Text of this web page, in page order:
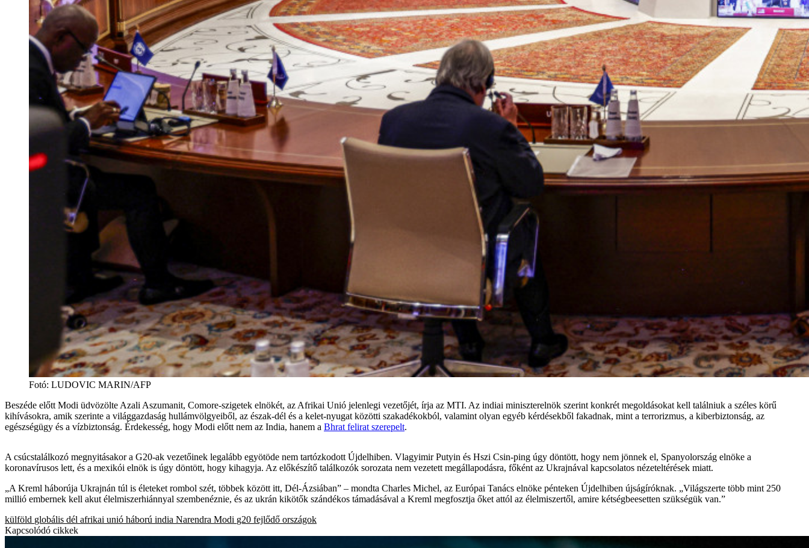
Fotó: LUDOVIC MARIN/AFP
Beszéde előtt Modi üdvözölte Azali Aszumanit, Comore-szigetek elnökét, az Afrikai Unió jelenlegi vezetőjét, írja az MTI. Az indiai miniszterelnök szerint konkrét megoldásokat kell találniuk a széles körű
kihívásokra, amik szerinte a világgazdaság hullámvölgyeiből, az észak-dél és a kelet-nyugat közötti szakadékokból, valamint olyan egyéb kérdésekből fakadnak, mint a terrorizmus, a kiberbiztonság, az
egészségügy és a vízbiztonság. Érdekesség, hogy Modi előtt nem az India, hanem a Bhrat felirat szerepelt.
A csúcstalálkozó megnyitásakor a G20-ak vezetőinek legalább egyötöde nem tartózkodott Újdelhiben. Vlagyimir Putyin és Hszi Csin-ping úgy döntött, hogy nem jönnek el, Spanyolország elnöke a
koronavírusos lett, és a mexikói elnök is úgy döntött, hogy kihagyja. Az előkészítő találkozók sorozata nem vezetett megállapodásra, főként az Ukrajnával kapcsolatos nézeteltérések miatt.
„A Kreml háborúja Ukrajnán túl is életeket rombol szét, többek között itt, Dél-Ázsiában” – mondta Charles Michel, az Európai Tanács elnöke pénteken Újdelhiben újságíróknak. „Világszerte több mint 250
millió embernek kell akut élelmiszerhiánnyal szembenéznie, és az ukrán kikötők szándékos támadásával a Kreml megfosztja őket attól az élelmiszertől, amire kétségbeesetten szükségük van.”
külföld globális dél afrikai unió háború india Narendra Modi g20 fejlődő országok
Kapcsolódó cikkek